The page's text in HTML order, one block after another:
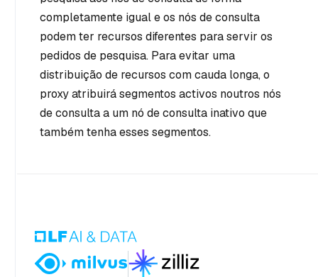
completamente igual e os nós de consulta
podem ter recursos diferentes para servir os
pedidos de pesquisa. Para evitar uma
distribuição de recursos com cauda longa, o
proxy atribuirá segmentos activos noutros nós
de consulta a um nó de consulta inativo que
também tenha esses segmentos.